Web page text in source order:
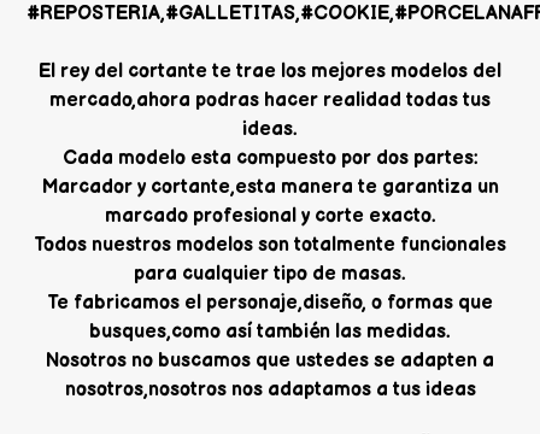
El rey del cortante te trae los mejores modelos del
mercado,ahora podras hacer realidad todas tus
ideas.
Cada modelo esta compuesto por dos partes:
Marcador y cortante,esta manera te garantiza un
marcado profesional y corte exacto.
Todos nuestros modelos son totalmente funcionales
para cualquier tipo de masas.
Te fabricamos el personaje,diseño, o formas que
busques,como así también las medidas.
Nosotros no buscamos que ustedes se adapten a
nosotros,nosotros nos adaptamos a tus ideas